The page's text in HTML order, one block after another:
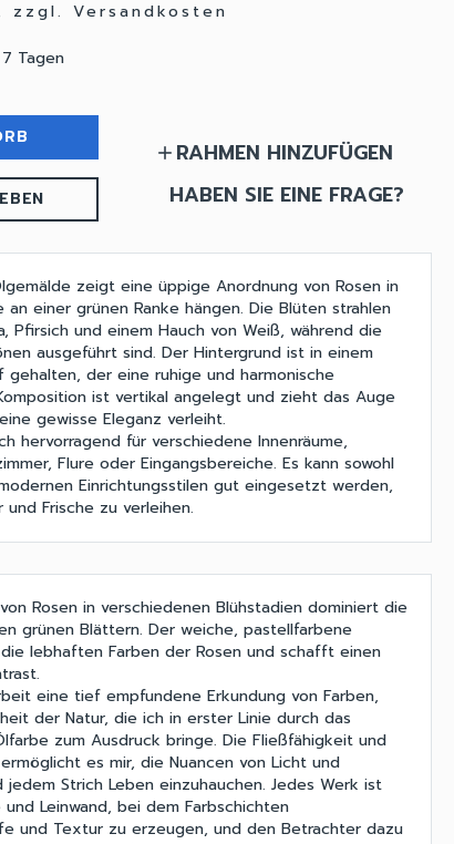
zzgl. Versandkosten
Tagen
add RAHMEN HINZUFÜGEN
HABEN SIE EINE FRAGE?
zeigt eine üppige Anordnung von Rosen in
einer grünen Ranke hängen. Die Blüten strahlen
Pfirsich und einem Hauch von Weiß, während die
ausgeführt sind. Der Hintergrund ist in einem
gehalten, der eine ruhige und harmonische
ist vertikal angelegt und zieht das Auge
gewisse Eleganz verleiht.
hervorragend für verschiedene Innenräume,
Flure oder Eingangsbereiche. Es kann sowohl
Einrichtungsstilen gut eingesetzt werden,
Frische zu verleihen.
Rosen in verschiedenen Blühstadien dominiert die
grünen Blättern. Der weiche, pastellfarbene
lebhaften Farben der Rosen und schafft einen
eine tief empfundene Erkundung von Farben,
der Natur, die ich in erster Linie durch das
zum Ausdruck bringe. Die Fließfähigkeit und
es mir, die Nuancen von Licht und
Strich Leben einzuhauchen. Jedes Werk ist
Leinwand, bei dem Farbschichten
und Textur zu erzeugen, und den Betrachter dazu